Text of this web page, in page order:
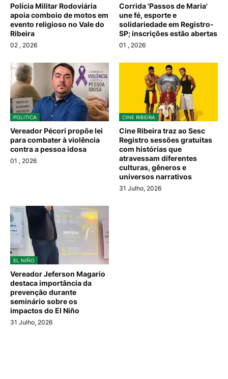
Polícia Militar Rodoviária
apoia comboio de motos em
evento religioso no Vale do
Ribeira
02 , 2026
Corrida 'Passos de Maria'
une fé, esporte e
solidariedade em Registro-
SP; inscrições estão abertas
01 , 2026
POLITICA
Vereador Pécori propõe lei
para combater à violência
contra a pessoa idosa
01 , 2026
CINE RIBEIRA
Cine Ribeira traz ao Sesc
Registro sessões gratuitas
com histórias que
atravessam diferentes
culturas, gêneros e
universos narrativos
31 Julho, 2026
EL NIÑO
Vereador Jeferson Magario
destaca importância da
prevenção durante
seminário sobre os
impactos do El Niño
31 Julho, 2026